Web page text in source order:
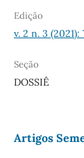
Edição
v. 2 n. 3
Seção
DOSSIÊ
Artigos